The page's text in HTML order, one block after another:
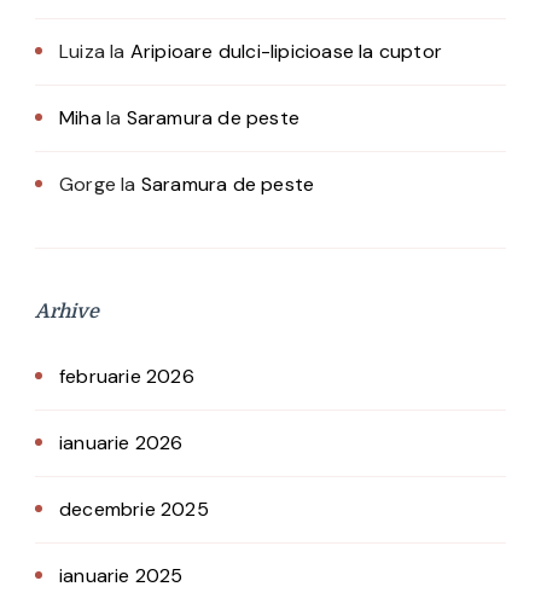
Luiza la Aripioare dulci-lipicioase la cuptor
Mihala Saramura de peste
Gorge la Saramura de peste
Arhive
februarie 2026
ianuarie 2026
decembrie 2025
ianuarie 2025